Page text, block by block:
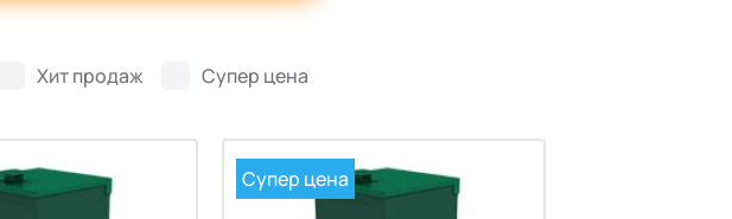
Хит продаж Супер цена
Супер цена